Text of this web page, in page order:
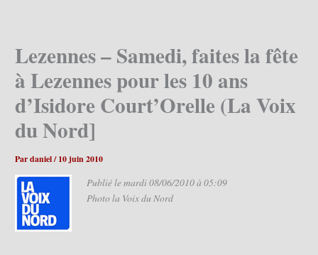
Lezennes – Samedi, faites la fête
à Lezennes pour les 10 ans
d’Isidore Court’Orelle (La Voix
du Nord]
Pardaniel/10 juin 2010
Publié le mardi 08/06/2010 à 05:09
Photo la Voix du Nord